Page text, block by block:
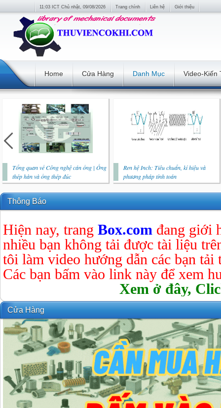
11:03 ICT Chủ nhật, 09/08/2026 Trang chính Liên hệ Giới thiệu
Home Cửa Hàng Danh Mục Video-Kiến
Tổng quan về Công nghệ cán ống | Ống
thép hàn và ống thép đúc
Ren hệ Inch: Tiêu chuẩn, kí hiệu và
phương pháp tính toán
Thông Báo
Hiện nay, trang Box.com đang giới
nhiều bạn không tải được tài liệu
tôi làm video hướng dẫn các bạn tải
Các bạn bấm vào link này để xem
Xem ở đây,
Cửa Hàng